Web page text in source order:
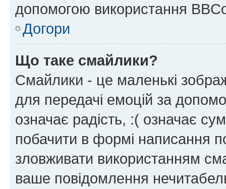
допомогою використання
Догори
Що таке смайлики?
Смайлики - це маленькі
для передачі емоцій за
означає радість, :( означає
побачити в формі написання
зловживати використанням
ваше повідомлення